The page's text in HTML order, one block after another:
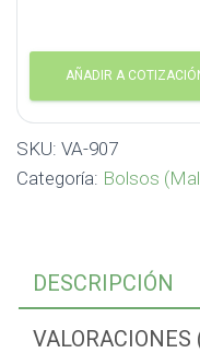
AÑADIR A
SKU: VA-907
Categoría: Bolsos
DESCRIPCIÓN
VALORACIONES